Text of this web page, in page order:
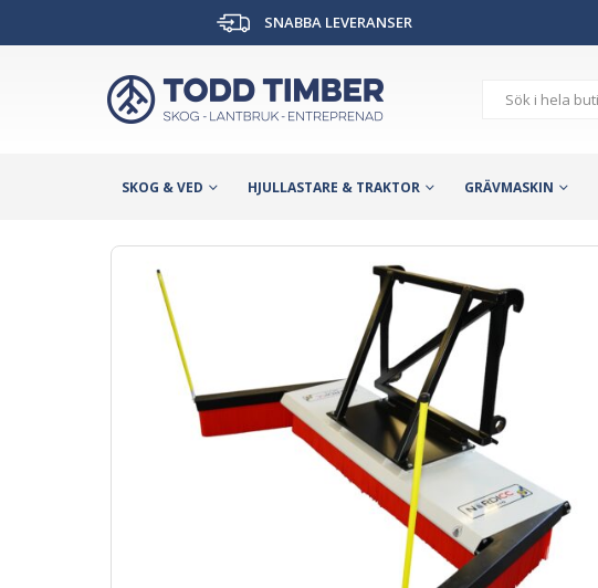
SNABBA LEVERANSER
SKOG & VED HJULLASTARE & TRAKTOR GRÄVMASKIN